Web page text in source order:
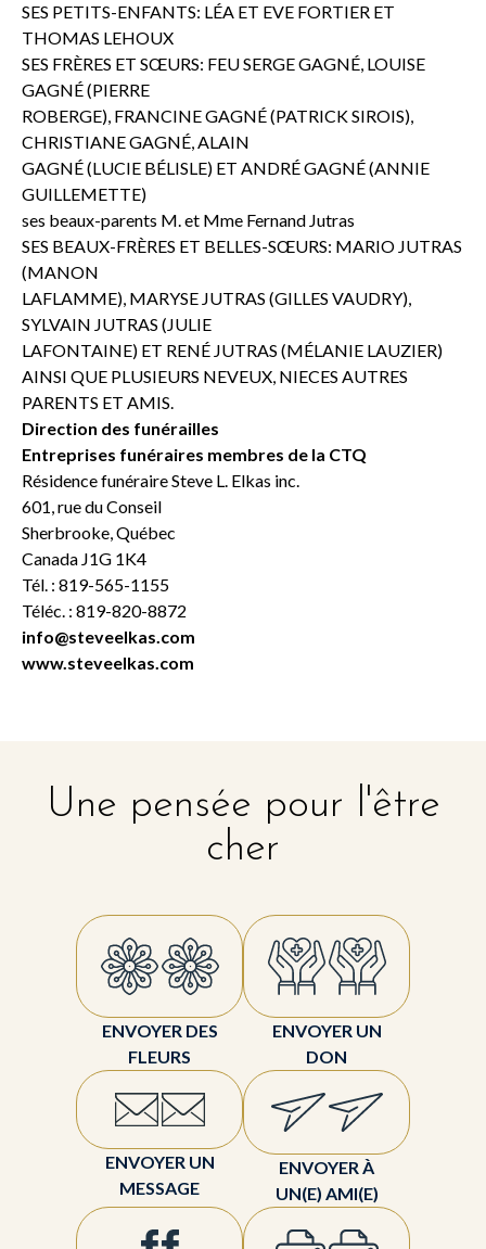
SES PETITS-ENFANTS: LÉA ET EVE FORTIER ET
THOMAS LEHOUX
SES FRÈRES ET SŒURS: FEU SERGE GAGNÉ, LOUISE
GAGNÉ (PIERRE
ROBERGE), FRANCINE GAGNÉ (PATRICK SIROIS),
CHRISTIANE GAGNÉ, ALAIN
GAGNÉ (LUCIE BÉLISLE) ET ANDRÉ GAGNÉ (ANNIE
GUILLEMETTE)
ses beaux-parents M. et Mme Fernand Jutras
SES BEAUX-FRÈRES ET BELLES-SŒURS: MARIO JUTRAS
(MANON
LAFLAMME), MARYSE JUTRAS (GILLES VAUDRY),
SYLVAIN JUTRAS (JULIE
LAFONTAINE) ET RENÉ JUTRAS (MÉLANIE LAUZIER)
AINSI QUE PLUSIEURS NEVEUX, NIECES AUTRES
PARENTS ET AMIS.
Direction des funérailles
Entreprises funéraires membres de la CTQ
Résidence funéraire Steve L. Elkas inc.
601, rue du Conseil
Sherbrooke, Québec
Canada J1G 1K4
Tél. : 819-565-1155
Téléc. : 819-820-8872
info@steveelkas.com
www.steveelkas.com
Une pensée pour l'être
cher
ENVOYER DES
FLEURS
ENVOYER UN
DON
ENVOYER UN
MESSAGE
ENVOYER À
UN(E) AMI(E)